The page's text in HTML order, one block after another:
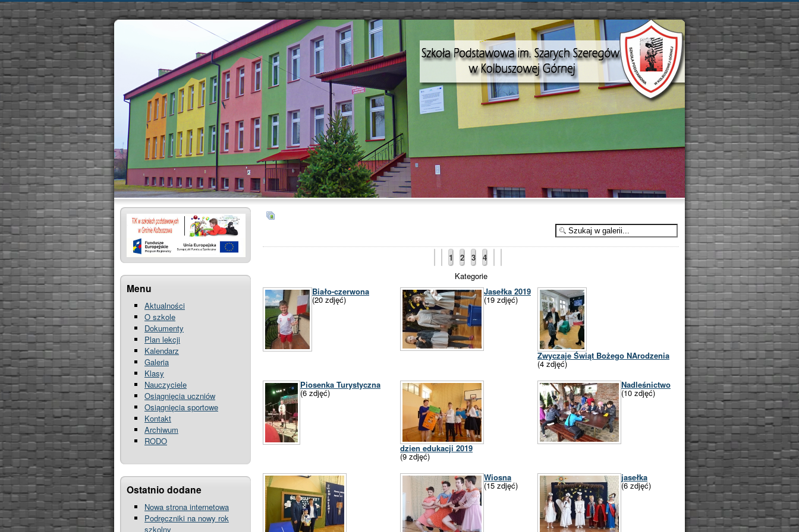
Menu
Aktualności
O szkole
Dokumenty
Plan lekcji
Kalendarz
Galeria
Klasy
Nauczyciele
Osiągnięcia uczniów
Osiągnięcia sportowe
Kontakt
Archiwum
RODO
Ostatnio dodane
Nowa strona internetowa
Podręczniki na nowy rok
szkolny
1 2 3
4
Kategorie
Biało-czerwona
(20 zdjęć)
Jasełka 2019
(19 zdjęć)
Zwyczaje Świąt Bożego NArodzenia
(4 zdjęć)
Piosenka Turystyczna
(6 zdjęć)
dzien edukacji 2019
(9 zdjęć)
Nadleśnictwo
(10 zdjęć)
Wiosna
(15 zdjęć)
jasełka
(6 zdjęć)